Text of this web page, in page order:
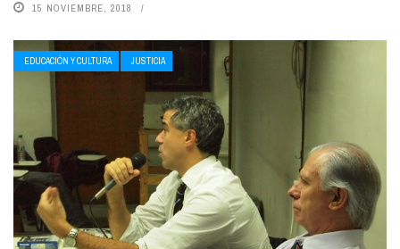
15 NOVIEMBRE, 2018
EDUCACIÓN Y CULTURA JUSTICIA